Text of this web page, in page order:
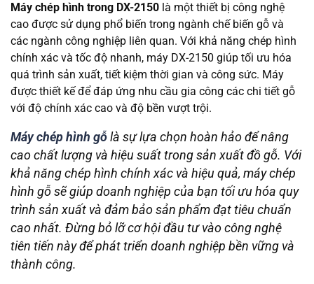
Máy chép hình trong DX-2150 là một thiết bị công nghệ
cao được sử dụng phổ biến trong ngành chế biến gỗ và
các ngành công nghiệp liên quan. Với khả năng chép hình
chính xác và tốc độ nhanh, máy DX-2150 giúp tối ưu hóa
quá trình sản xuất, tiết kiệm thời gian và công sức. Máy
được thiết kế để đáp ứng nhu cầu gia công các chi tiết gỗ
với độ chính xác cao và độ bền vượt trội.
Máy chép hình gỗ là sự lựa chọn hoàn hảo để nâng
cao chất lượng và hiệu suất trong sản xuất đồ gỗ. Với
khả năng chép hình chính xác và hiệu quả, máy chép
hình gỗ sẽ giúp doanh nghiệp của bạn tối ưu hóa quy
trình sản xuất và đảm bảo sản phẩm đạt tiêu chuẩn
cao nhất. Đừng bỏ lỡ cơ hội đầu tư vào công nghệ
tiên tiến này để phát triển doanh nghiệp bền vững và
thành công.